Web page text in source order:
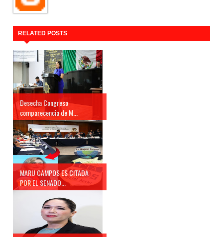
RELATED POSTS
Desecha Congreso
comparecencia de M...
MARU CAMPOS ES CITADA
POR EL SENADO...